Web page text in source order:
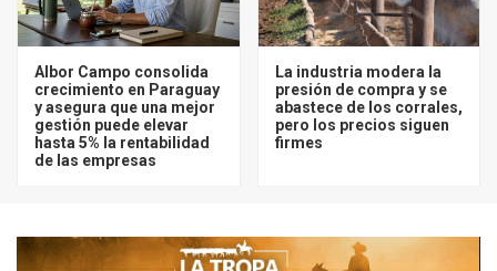
Albor Campo consolida
crecimiento en Paraguay
y asegura que una mejor
gestión puede elevar
hasta 5% la rentabilidad
de las empresas
La industria modera la
presión de compra y se
abastece de los corrales,
pero los precios siguen
firmes